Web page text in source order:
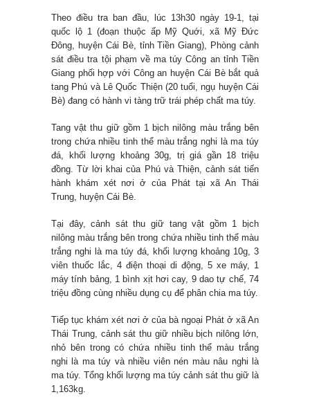
Theo điều tra ban đầu, lúc 13h30 ngày 19-1, tại
quốc lộ 1 (đoạn thuộc ấp Mỹ Quới, xã Mỹ Đức
Đông, huyện Cái Bè, tỉnh Tiền Giang), Phòng cảnh
sát điều tra tội phạm về ma túy Công an tỉnh Tiền
Giang phối hợp với Công an huyện Cái Bè bắt quả
tang Phú và Lê Quốc Thiện (20 tuổi, ngụ huyện Cái
Bè) đang có hành vi tàng trữ trái phép chất ma túy.
Tang vật thu giữ gồm 1 bịch nilông màu trắng bên
trong chứa nhiều tinh thể màu trắng nghi là ma túy
đá, khối lượng khoảng 30g, trị giá gần 18 triệu
đồng. Từ lời khai của Phú và Thiện, cảnh sát tiến
hành khám xét nơi ở của Phát tại xã An Thái
Trung, huyện Cái Bè.
Tại đây, cảnh sát thu giữ tang vật gồm 1 bịch
nilông màu trắng bên trong chứa nhiều tinh thể màu
trắng nghi là ma túy đá, khối lượng khoảng 10g, 3
viên thuốc lắc, 4 điện thoại di động, 5 xe máy, 1
máy tính bảng, 1 bình xịt hơi cay, 9 dao tự chế, 74
triệu đồng cùng nhiều dụng cụ để phân chia ma túy.
Tiếp tục khám xét nơi ở của bà ngoại Phát ở xã An
Thái Trung, cảnh sát thu giữ nhiều bịch nilông lớn,
nhỏ bên trong có chứa nhiều tinh thể màu trắng
nghi là ma túy và nhiều viên nén màu nâu nghi là
ma túy. Tổng khối lượng ma túy cảnh sát thu giữ là
1,163kg.